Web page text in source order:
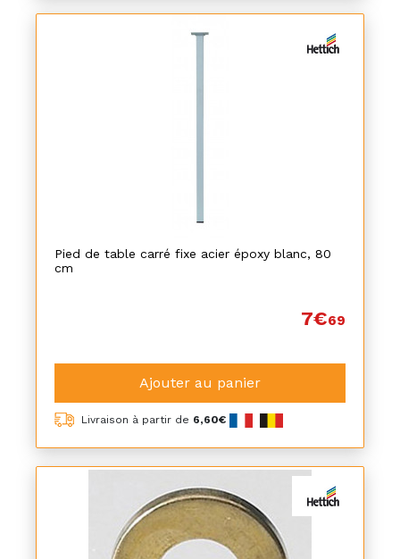
Pied de table carré fixe acier époxy blanc, 80
cm
7€69
Ajouter au panier
Livraison à partir de 6,60€